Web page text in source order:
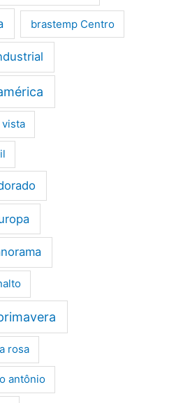
brastemp Centro
rosa
antônio